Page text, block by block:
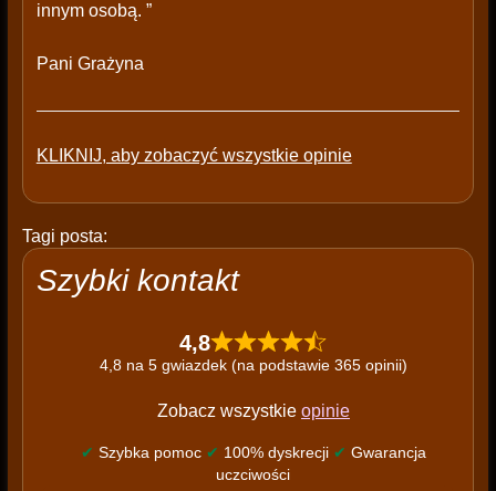
innym osobą. ”
Pani Grażyna
KLIKNIJ, aby zobaczyć wszystkie opinie
Tagi posta:
Szybki kontakt
4,8
4,8 na 5 gwiazdek (na podstawie 365 opinii)
Zobacz wszystkie opinie
✔ Szybka pomoc ✔ 100% dyskrecji ✔ Gwarancja
uczciwości